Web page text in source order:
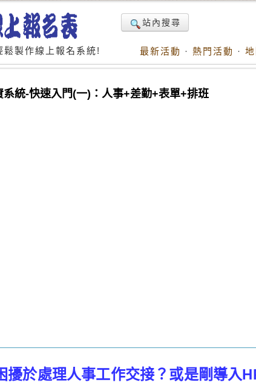
鬆製作線上報名系統!
站內搜尋
最新活動 · 熱門活動 ·
統-快速入門(一)：人事+差勤+表單+排班
擾於處理人事工作交接？或是剛導入